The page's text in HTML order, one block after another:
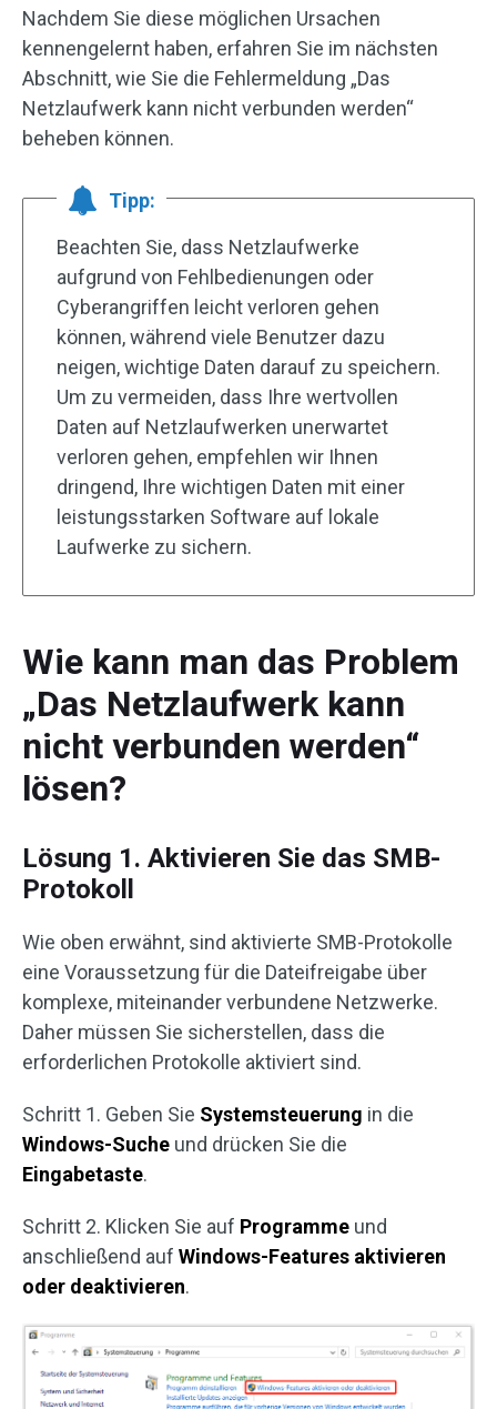
Nachdem Sie diese möglichen Ursachen
kennengelernt haben, erfahren Sie im nächsten
Abschnitt, wie Sie die Fehlermeldung „Das
Netzlaufwerk kann nicht verbunden werden“
beheben können.
Tipp:
Beachten Sie, dass Netzlaufwerke
aufgrund von Fehlbedienungen oder
Cyberangriffen leicht verloren gehen
können, während viele Benutzer dazu
neigen, wichtige Daten darauf zu speichern.
Um zu vermeiden, dass Ihre wertvollen
Daten auf Netzlaufwerken unerwartet
verloren gehen, empfehlen wir Ihnen
dringend, Ihre wichtigen Daten mit einer
leistungsstarken Software auf lokale
Laufwerke zu sichern.
Wie kann man das Problem
„Das Netzlaufwerk kann
nicht verbunden werden“
lösen?
Lösung 1. Aktivieren Sie das SMB-
Protokoll
Wie oben erwähnt, sind aktivierte SMB-Protokolle
eine Voraussetzung für die Dateifreigabe über
komplexe, miteinander verbundene Netzwerke.
Daher müssen Sie sicherstellen, dass die
erforderlichen Protokolle aktiviert sind.
Schritt 1. Geben Sie Systemsteuerung in die
Windows-Suche und drücken Sie die
Eingabetaste.
Schritt 2. Klicken Sie auf Programme und
anschließend auf Windows-Features aktivieren
oder deaktivieren.